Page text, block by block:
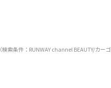
（検索条件：RUNWAY channel BEAUTY/カーゴ